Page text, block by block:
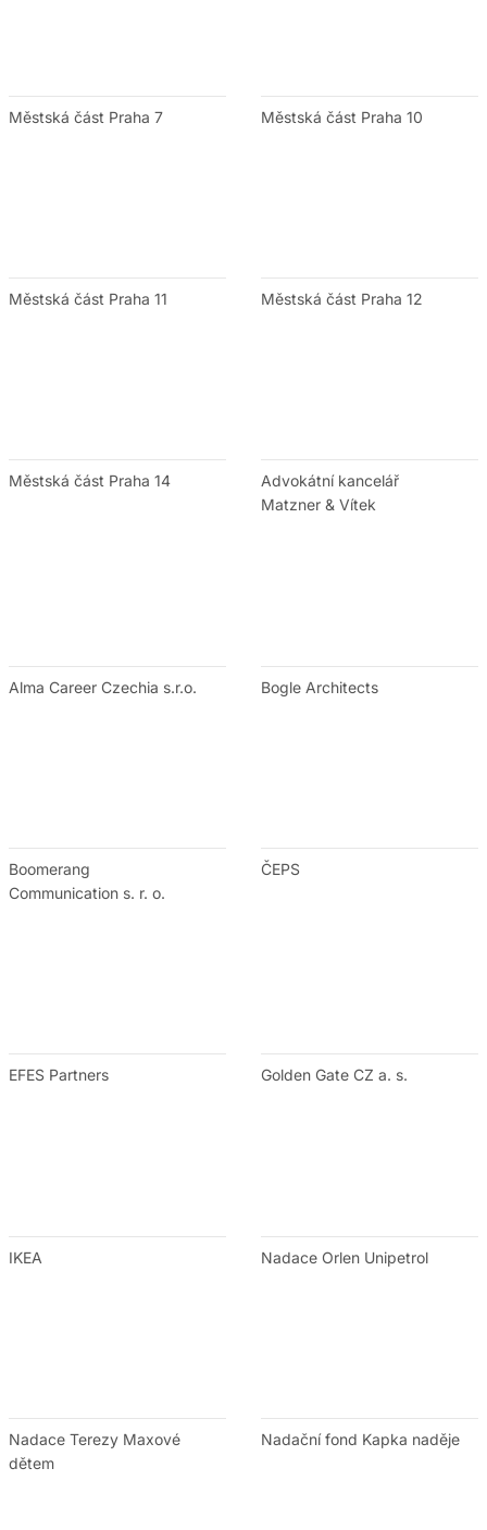
Městská část Praha 7 Městská část Praha 10
Městská část Praha 11 Městská část Praha 12
Městská část Praha 14
Advokátní kancelář
Matzner & Vítek
Alma Career Czechia s.r.o. Bogle Architects
Boomerang
Communication s. r. o.
ČEPS
EFES Partners Golden Gate CZ a. s.
IKEA Nadace Orlen Unipetrol
Nadace Terezy Maxové
dětem
Nadační fond Kapka naděje